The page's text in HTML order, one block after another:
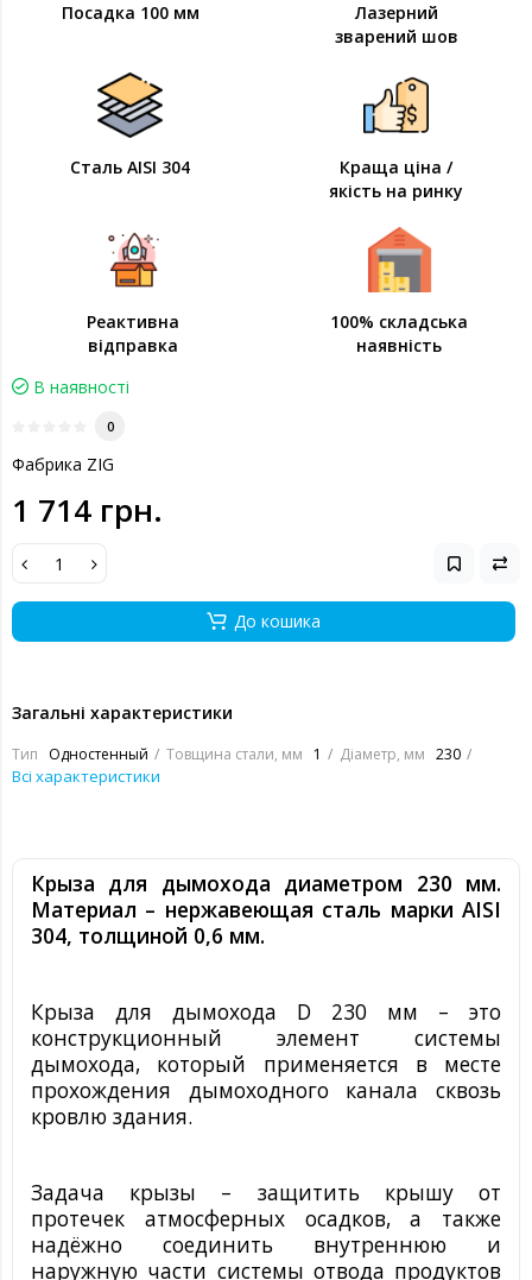
Посадка 100 мм
Лазерний
зварений шов
Сталь AISI 304
Краща ціна /
якість на ринку
Реактивна
відправка
100% складська
наявність
В наявності
0
Фабрика ZIG
1 714 грн.
До кошика
Загальні характеристики
Тип Одностенный Товщина стали, мм 1 Діаметр, мм 230
Всі характеристики
Крыза для дымохода диаметром 230 мм.
Материал – нержавеющая сталь марки AISI
304, толщиной 0,6 мм.
Крыза для дымохода D 230 мм – это
конструкционный элемент системы
дымохода, который применяется в месте
прохождения дымоходного канала сквозь
кровлю здания.
Задача крызы – защитить крышу от
протечек атмосферных осадков, а также
надёжно соединить внутреннюю и
наружную части системы отвода продуктов